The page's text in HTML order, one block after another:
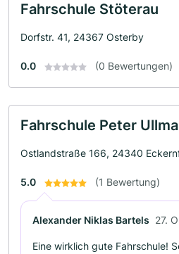
Fahrschule Stöterau
Dorfstr. 41, 24367 Osterby
0.0 (0 Bewertungen)
Fahrschule Peter
Ostlandstraße 166, 24340
5.0 (1 Bewertung)
Alexander Niklas Bartels 27.
Eine wirklich gute Fahrschule!